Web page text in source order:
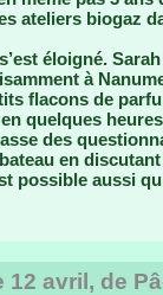
ateliers biogaz
éloigné.
à
flacons de
quelques
des
en
possible aussi
12 avril, de